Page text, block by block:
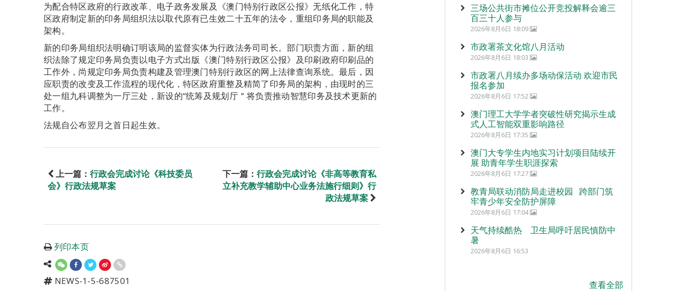
为配合特区政府的行政改革、电子政务发展及《澳门特别行政区公报》无纸化工作，特
区政府制定新的印务局组织法以取代原有已生效二十五年的法令，重组印务局的职能及
架构。
新的印务局组织法明确订明该局的监督实体为行政法务司司长。部门职责方面，新的组
织法除了规定印务局负责以电子方式出版《澳门特别行政区公报》及印刷政府印刷品的
工作外，尚规定印务局负责构建及管理澳门特别行政区的网上法律查询系统。最后，因
应职责的改变及工作流程的现代化，特区政府重整及精简了印务局的架构，由现时的三
处一组九科调整为一厅三处，新设的“统筹及规划厅＂将负责推动智慧印务及技术更新的
工作。
法规自公布翌月之首日起生效。
上一篇： 行政会完成讨论《科技委员
会》行政法规草案
下一篇： 行政会完成讨论《非高等教育私
立补充教学辅助中心业务法施行细则》行
政法规草案
列印本页
NEWS-1-5-687501
三场公共街市摊位公开竞投解释会逾三
百三十人参与
2026年8月6日 18:09
市政署茶文化馆八月活动
2026年8月6日 18:03
市政署八月续办多场动保活动 欢迎市民
报名参加
2026年8月6日 17:52
澳门理工大学学者突破性研究揭示生成
式人工智能双重影响路径
2026年8月6日 17:35
澳门大专学生内地实习计划项目陆续开
展 助青年学生职涯探索
2026年8月6日 17:27
教青局联动消防局走进校园 跨部门筑
牢青少年安全防护屏障
2026年8月6日 17:04
天气持续酷热 卫生局呼吁居民慎防中
暑
2026年8月6日 16:53
查看全部